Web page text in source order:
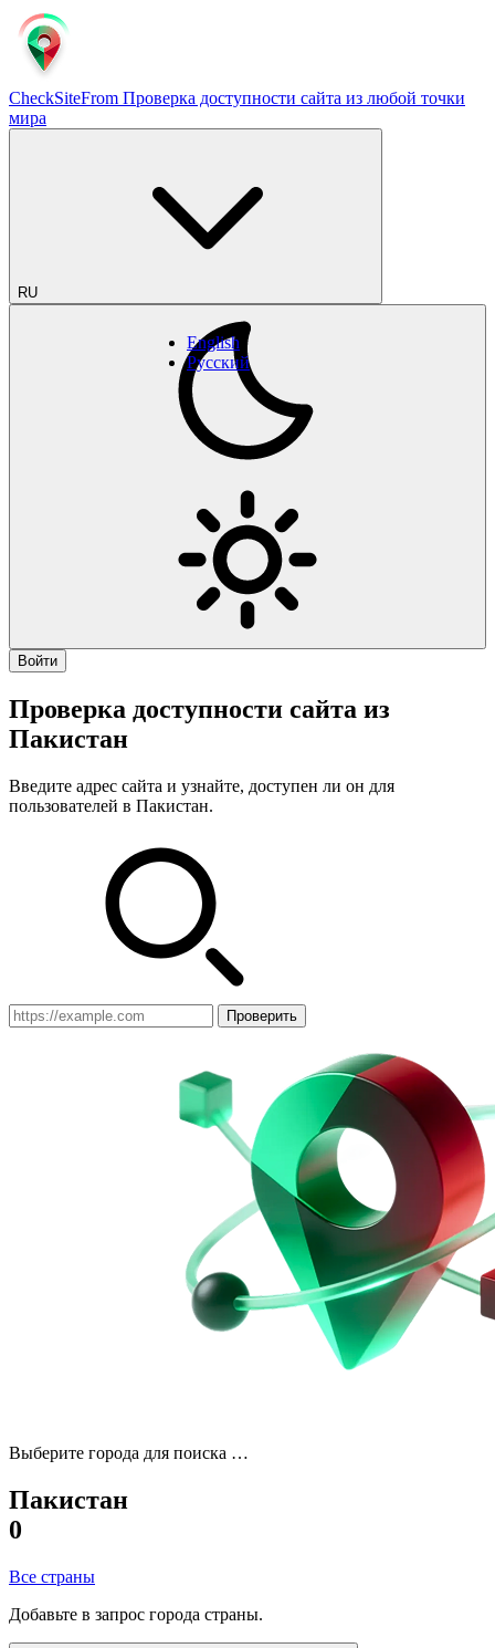
CheckSiteFrom Проверка доступности сайта из любой точки
мира
RU
English
Русский
Войти
Проверка доступности сайта из
Пакистан
Введите адрес сайта и узнайте, доступен ли он для
пользователей в Пакистан.
Проверить
Выберите города для поиска …
Пакистан
0
Все страны
Добавьте в запрос города страны.